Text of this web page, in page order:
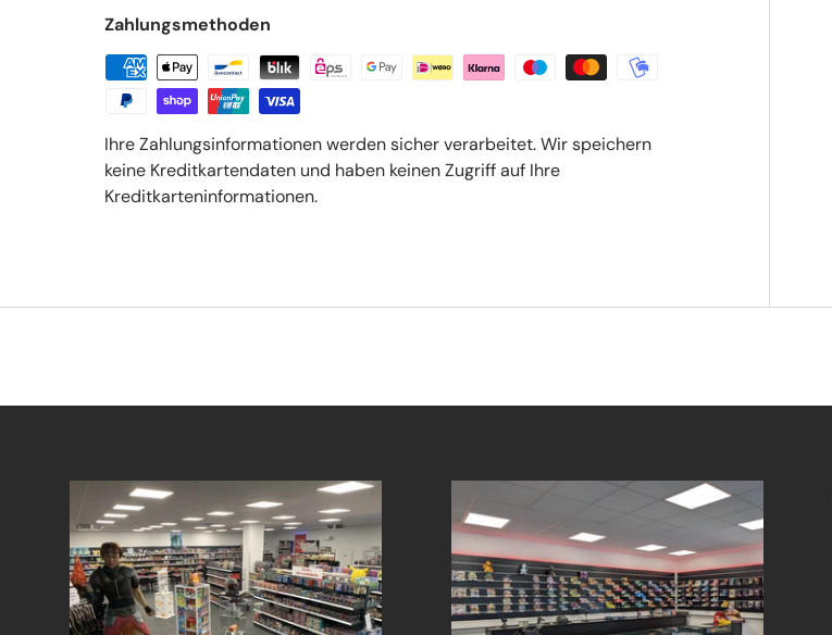
Zahlungsmethoden
Ihre Zahlungsinformationen werden sicher verarbeitet. Wir speichern
keine Kreditkartendaten und haben keinen Zugriff auf Ihre
Kreditkarteninformationen.